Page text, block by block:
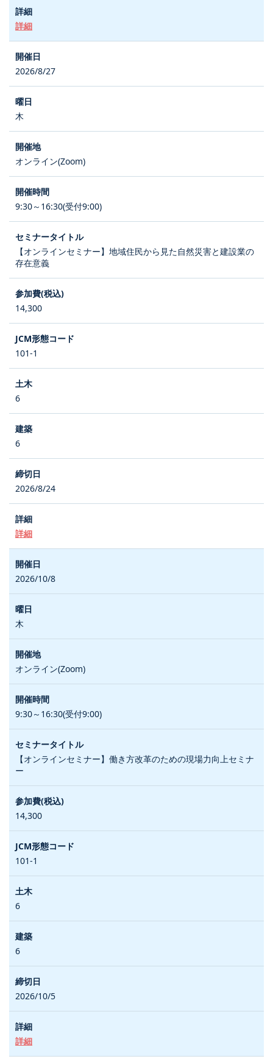
詳細
2026/8/27
木
オンライン(Zoom)
9:30～16:30(受付9:00)
【オンラインセミナー】地域住民から見た自然災害と建設業の
存在意義
14,300
101-1
6
6
2026/8/24
詳細
2026/10/8
木
オンライン(Zoom)
9:30～16:30(受付9:00)
【オンラインセミナー】働き方改革のための現場力向上セミナ
ー
14,300
101-1
6
6
2026/10/5
詳細